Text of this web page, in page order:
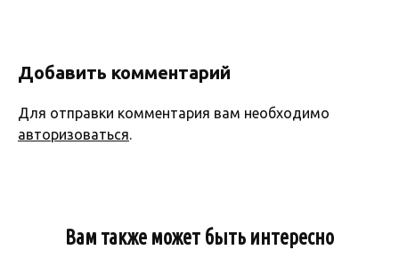
Добавить комментарий
Для отправки комментария вам необходимо
авторизоваться.
Вам также может быть интересно